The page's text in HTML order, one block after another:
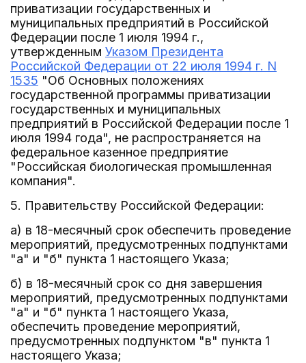
приватизации государственных и
муниципальных предприятий в Российской
Федерации после 1 июля 1994 г.,
утвержденным Указом Президента
Российской Федерации от 22 июля 1994 г. N
1535 "Об Основных положениях
государственной программы приватизации
государственных и муниципальных
предприятий в Российской Федерации после 1
июля 1994 года", не распространяется на
федеральное казенное предприятие
"Российская биологическая промышленная
компания".
5. Правительству Российской Федерации:
а) в 18-месячный срок обеспечить проведение
мероприятий, предусмотренных подпунктами
"а" и "б" пункта 1 настоящего Указа;
б) в 18-месячный срок со дня завершения
мероприятий, предусмотренных подпунктами
"а" и "б" пункта 1 настоящего Указа,
обеспечить проведение мероприятий,
предусмотренных подпунктом "в" пункта 1
настоящего Указа;